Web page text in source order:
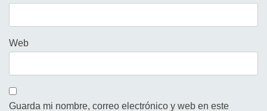
Web
Guarda mi nombre, correo electrónico y web en este